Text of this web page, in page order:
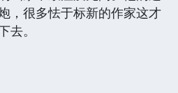
，很多怯于标新的作家这才
去。